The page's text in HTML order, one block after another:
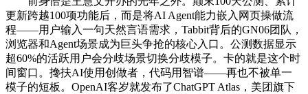
更新跨越100项功能后，而是将AI Agent能力嵌入网页操做流
程——用户输入一句天然言语需求，Tabbit背后的GN06团队，
浏览器和Agent场景成为巨头争抢的核心入口。公测数据显示
超60%的活跃用户会分歧场景切换分歧模子。卡的就是这个时
间窗口。搀扶AI使用创做者，代码用智谱——再也不被单一
模子的短板。OpenAI客岁就发布了ChatGPT Atlas，美团旗下